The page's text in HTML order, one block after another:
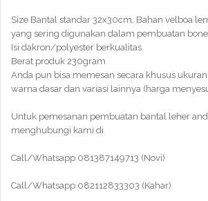
Size Bantal standar 32x30cm, Bahan velboa
yang sering digunakan dalam pembuatan
Isi dakron/polyester berkualitas
Berat produk 230gram
Anda pun bisa memesan secara khusus
warna dasar dan variasi lainnya (harga
Untuk pemesanan pembuatan bantal leher
menghubungi kami di
Call/Whatsapp 081387149713 (Novi)
Call/Whatsapp 082112833303 (Kahar)